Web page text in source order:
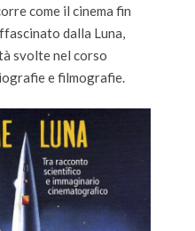
come il cinema fin
dalla Luna,
svolte nel corso
e filmografie.